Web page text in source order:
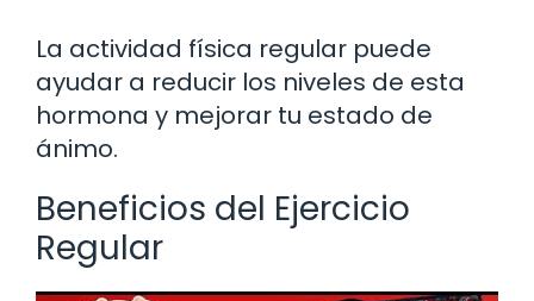
La actividad física regular puede
ayudar a reducir los niveles de esta
hormona y mejorar tu estado de
ánimo.
Beneficios del Ejercicio
Regular